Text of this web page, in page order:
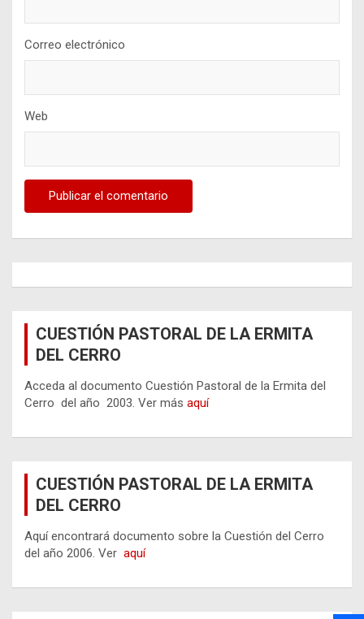
Correo electrónico
Web
CUESTIÓN PASTORAL DE LA ERMITA
DEL CERRO
Acceda al documento Cuestión Pastoral de la Ermita del
Cerro del año 2003. Ver más aquí
CUESTIÓN PASTORAL DE LA ERMITA
DEL CERRO
Aquí encontrará documento sobre la Cuestión del Cerro
del año 2006. Ver aquí